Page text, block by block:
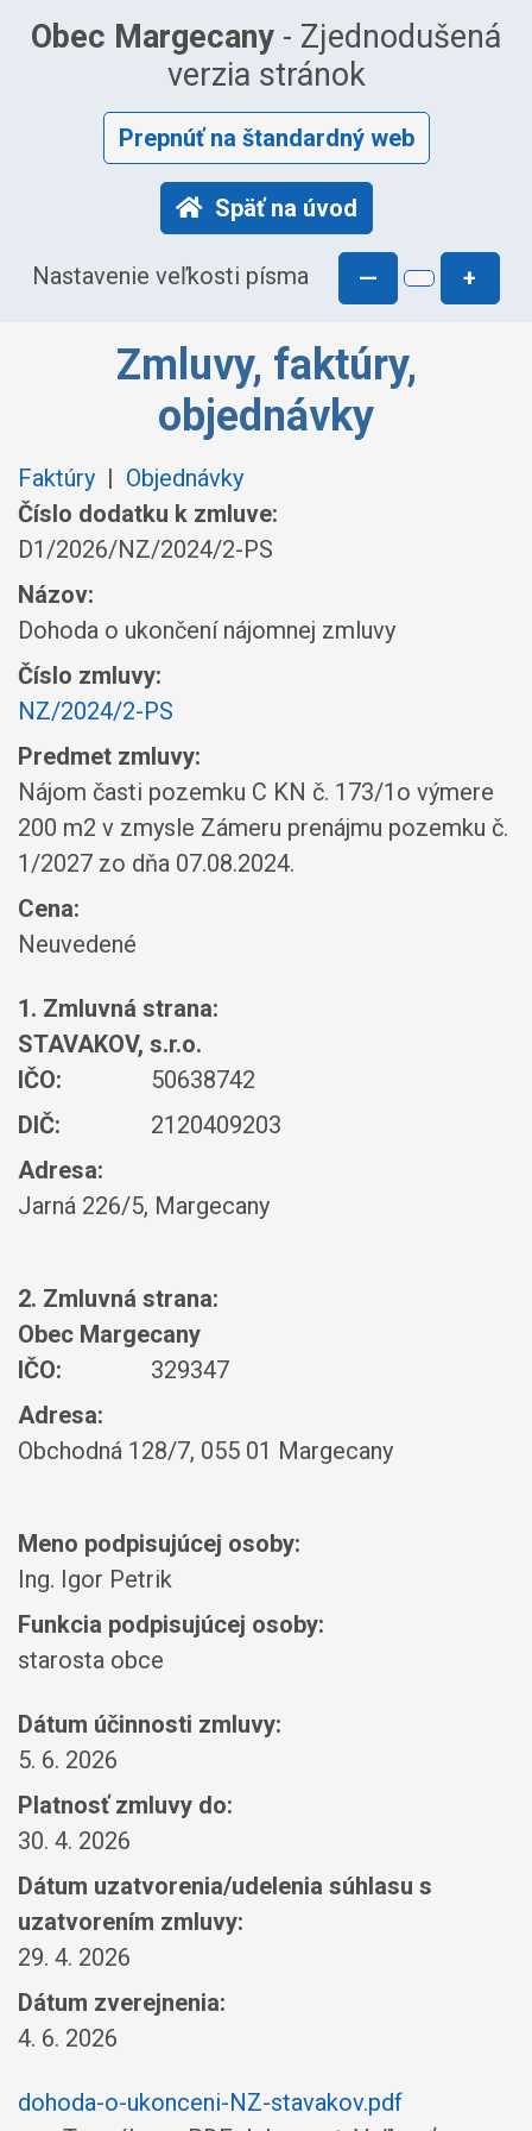
Obec Margecany - Zjednodušená
verzia stránok
Prepnúť na štandardný web
Späť na úvod
Nastavenie veľkosti písma — +
Zmluvy, faktúry,
objednávky
Faktúry | Objednávky
Číslo dodatku k zmluve:
D1/2026/NZ/2024/2-PS
Názov:
Dohoda o ukončení nájomnej zmluvy
Číslo zmluvy:
NZ/2024/2-PS
Predmet zmluvy:
Nájom časti pozemku C KN č. 173/1o výmere
200 m2 v zmysle Zámeru prenájmu pozemku č.
1/2027 zo dňa 07.08.2024.
Cena:
Neuvedené
1. Zmluvná strana:
STAVAKOV, s.r.o.
IČO:
50638742
DIČ:
2120409203
Adresa:
Jarná 226/5, Margecany
2. Zmluvná strana:
Obec Margecany
IČO:
329347
Adresa:
Obchodná 128/7, 055 01 Margecany
Meno podpisujúcej osoby:
Ing. Igor Petrik
Funkcia podpisujúcej osoby:
starosta obce
Dátum účinnosti zmluvy:
5. 6. 2026
Platnosť zmluvy do:
30. 4. 2026
Dátum uzatvorenia/udelenia súhlasu s
uzatvorením zmluvy:
29. 4. 2026
Dátum zverejnenia:
4. 6. 2026
dohoda-o-ukonceni-NZ-stavakov.pdf